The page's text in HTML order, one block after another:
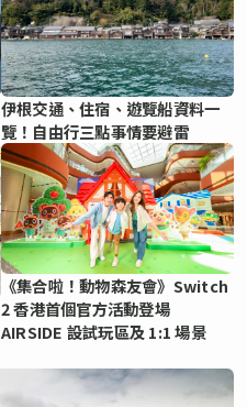
伊根交通、住宿、遊覽船資料一
覽！自由行三點事情要避雷
《集合啦！動物森友會》Switch
2 香港首個官方活動登場
AIRSIDE 設試玩區及 1:1 場景